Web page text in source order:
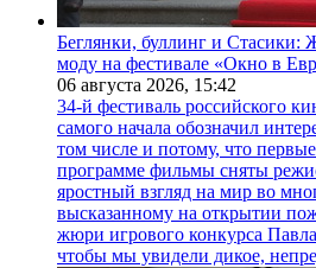
Беглянки, буллинг и Стасики:
моду на фестивале «Окно в
06 августа 2026, 15:42
34-й фестиваль российского
самого начала обозначил
том числе и потому, что
программе фильмы сняты
яростный взгляд на мир во
высказанному на открытии
жюри игрового конкурса
чтобы мы увидели дикое,